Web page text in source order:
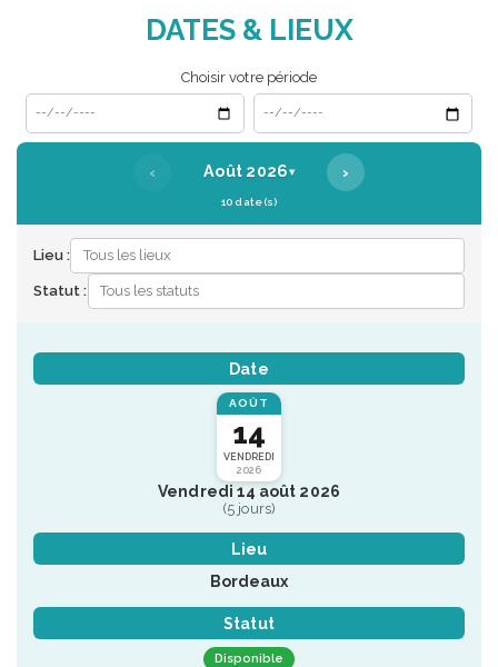
DATES & LIEUX
Choisir votre période
Date de début
Date de fin
‹ Août 2026▾ ›
10 date(s)
Lieu :
Statut :
Date
AOÛT
14
VENDREDI
2026
Vendredi 14 août 2026
(5 jours)
Lieu
Bordeaux
Statut
Disponible